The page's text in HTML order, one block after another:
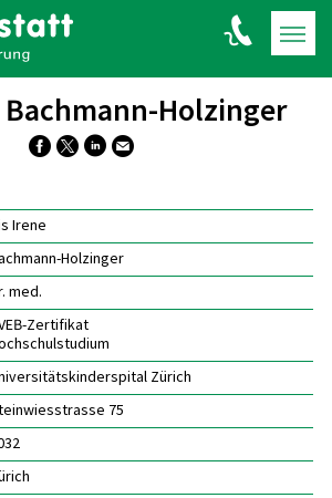
Holzinger
Irene
Holzinger
med.
Zertifikat
Zürich
75